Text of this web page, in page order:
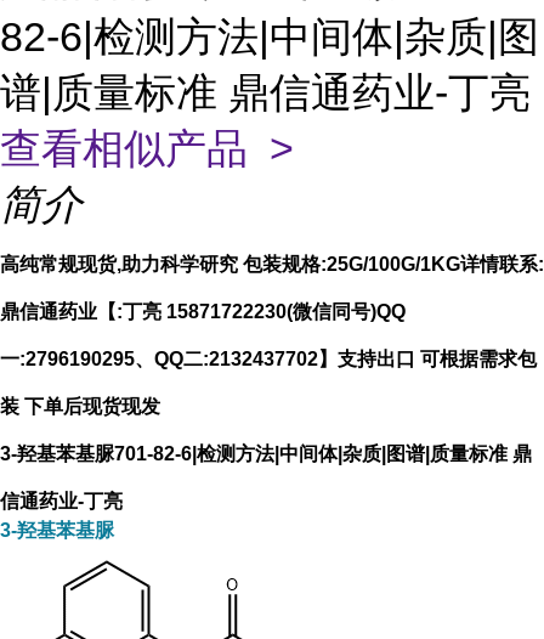
82-6|检测方法|中间体|杂质|图
谱|质量标准 鼎信通药业-丁亮
查看相似产品 >
简介
高纯常规现货,助力科学研究 包装规格:25G/100G/1KG详情联系:
鼎信通药业【:丁亮 15871722230(微信同号)QQ
一:2796190295、QQ二:2132437702】支持出口 可根据需求包
装 下单后现货现发
3-羟基苯基脲701-82-6|检测方法|中间体|杂质|图谱|质量标准 鼎
信通药业-丁亮
3-羟基苯基脲